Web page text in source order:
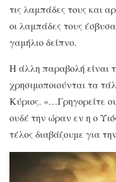
τις λαμπάδες τους και
οι λαμπάδες τους
γαμήλιο δείπνο.
Η άλλη παραβολή είναι
χρησιμοποιούνται τα
Κύριος. «…Γρηγορείτε
ουδέ την ώραν εν η ο
τέλος διαβάζουμε για